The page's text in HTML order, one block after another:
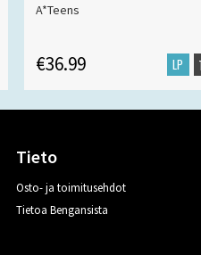
A*Teens
€36.99 LP
Tieto
Osto- ja toimitusehdot
Tietoa Bengansista